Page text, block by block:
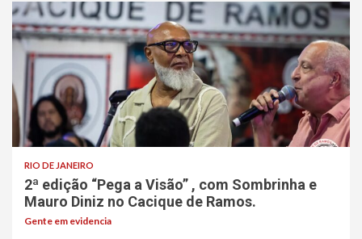
RIO DE JANEIRO
2ª edição “Pega a Visão” , com Sombrinha e
Mauro Diniz no Cacique de Ramos.
Gente em evidencia